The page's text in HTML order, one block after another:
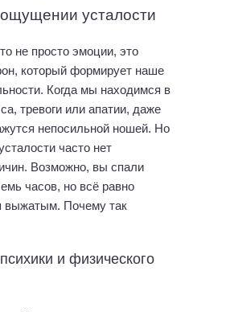
усталости
не просто эмоции, это
который формирует наше
Когда мы находимся в
тревоги или апатии, даже
непосильной ношей. Но
часто нет
Возможно, вы спали
часов, но всё равно
выжатым. Почему так
и физического